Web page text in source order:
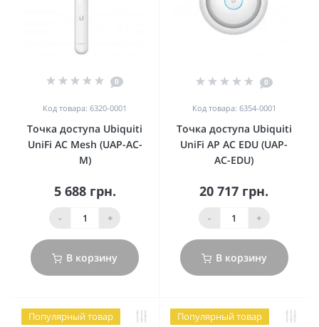
0
Код товара: 6320-0001
Точка доступа Ubiquiti
UniFi AC Mesh (UAP-AC-
M)
5 688 грн.
- +
В корзину
0
Код товара: 6354-0001
Точка доступа Ubiquiti
UniFi AP AC EDU (UAP-
AC-EDU)
20 717 грн.
- +
В корзину
Популярный товар
Популярный товар